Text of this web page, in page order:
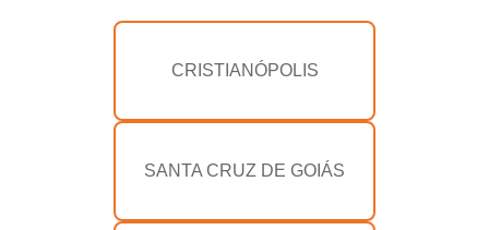
CRISTIANÓPOLIS
SANTA CRUZ DE GOIÁS